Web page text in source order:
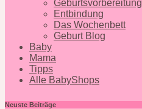
Geburtsvorbereitung
Entbindung
Das Wochenbett
Geburt Blog
Baby
Mama
Tipps
Alle BabyShops
Neuste Beiträge